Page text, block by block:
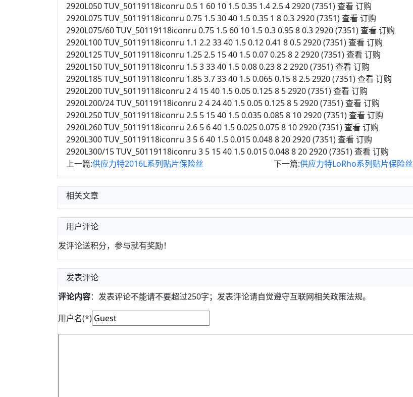
2920L050 TUV_50119118iconru 0.5 1 60 10 1.5 0.35 1.4 2.5 4 2920 (7351) 查看 订购
2920L075 TUV_50119118iconru 0.75 1.5 30 40 1.5 0.35 1 8 0.3 2920 (7351) 查看 订购
2920L075/60 TUV_50119118iconru 0.75 1.5 60 10 1.5 0.3 0.95 8 0.3 2920 (7351) 查看 订购
2920L100 TUV_50119118iconru 1.1 2.2 33 40 1.5 0.12 0.41 8 0.5 2920 (7351) 查看 订购
2920L125 TUV_50119118iconru 1.25 2.5 15 40 1.5 0.07 0.25 8 2 2920 (7351) 查看 订购
2920L150 TUV_50119118iconru 1.5 3 33 40 1.5 0.08 0.23 8 2 2920 (7351) 查看 订购
2920L185 TUV_50119118iconru 1.85 3.7 33 40 1.5 0.065 0.15 8 2.5 2920 (7351) 查看 订购
2920L200 TUV_50119118iconru 2 4 15 40 1.5 0.05 0.125 8 5 2920 (7351) 查看 订购
2920L200/24 TUV_50119118iconru 2 4 24 40 1.5 0.05 0.125 8 5 2920 (7351) 查看 订购
2920L250 TUV_50119118iconru 2.5 5 15 40 1.5 0.035 0.085 8 10 2920 (7351) 查看 订购
2920L260 TUV_50119118iconru 2.6 5 6 40 1.5 0.025 0.075 8 10 2920 (7351) 查看 订购
2920L300 TUV_50119118iconru 3 5 6 40 1.5 0.015 0.048 8 20 2920 (7351) 查看 订购
2920L300/15 TUV_50119118iconru 3 5 15 40 1.5 0.015 0.048 8 20 2920 (7351) 查看 订购
上一篇:供应力特2016L系列贴片保险丝 下一篇:供应力特LoRho系列贴片保险丝
相关文章
用户评论
发评论送积分，参与就有奖励！
发表评论
评论内容：发表评论不能请不要超过250字；发表评论请自觉遵守互联网相关政策法规。
用户名(*)